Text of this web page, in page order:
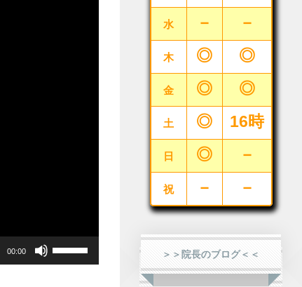
00:00
ボ
リ
水 － －
木 ◎ ◎
金 ◎ ◎
土 ◎ 16時
日 ◎ －
祝 － －
＞＞院長のブログ＜＜